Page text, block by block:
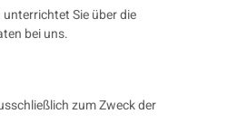
Sie über die
bei uns.
zum Zweck der